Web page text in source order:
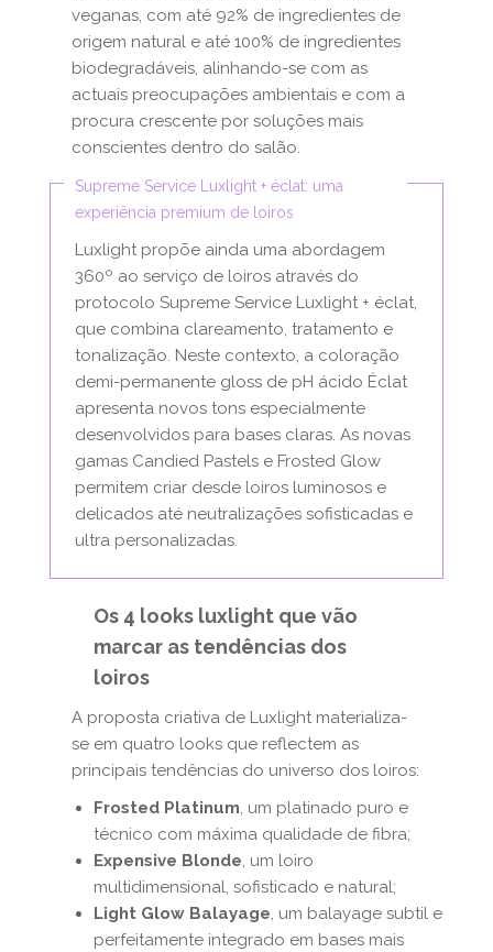
veganas, com até 92% de ingredientes de
origem natural e até 100% de ingredientes
biodegradáveis, alinhando-se com as
actuais preocupações ambientais e com a
procura crescente por soluções mais
conscientes dentro do salão.
Supreme Service Luxlight + éclat: uma
experiência premium de loiros
Luxlight propõe ainda uma abordagem
360º ao serviço de loiros através do
protocolo Supreme Service Luxlight + éclat,
que combina clareamento, tratamento e
tonalização. Neste contexto, a coloração
demi-permanente gloss de pH ácido Éclat
apresenta novos tons especialmente
desenvolvidos para bases claras. As novas
gamas Candied Pastels e Frosted Glow
permitem criar desde loiros luminosos e
delicados até neutralizações sofisticadas e
ultra personalizadas.
Os 4 looks luxlight que vão
marcar as tendências dos
loiros
A proposta criativa de Luxlight materializa-
se em quatro looks que reflectem as
principais tendências do universo dos loiros:
Frosted Platinum, um platinado puro e
técnico com máxima qualidade de fibra;
Expensive Blonde, um loiro
multidimensional, sofisticado e natural;
Light Glow Balayage, um balayage subtil e
perfeitamente integrado em bases mais